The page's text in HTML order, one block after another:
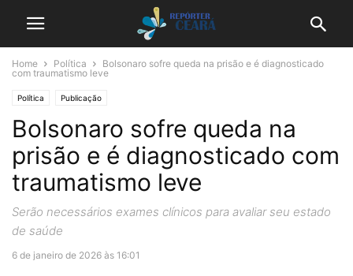
Home Política
Bolsonaro sofre queda na prisão e é diagnosticado
com traumatismo leve
Política Publicação
Bolsonaro sofre queda na
prisão e é diagnosticado com
traumatismo leve
Serão necessários exames clínicos para avaliar seu estado
de saúde
6 de janeiro de 2026 às 16:01